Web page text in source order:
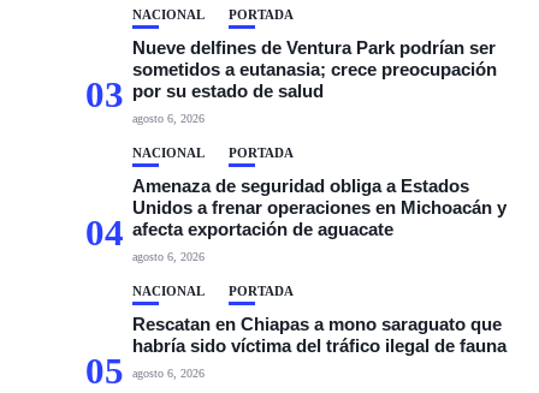
03
NACIONAL PORTADA
Nueve delfines de Ventura Park podrían ser
sometidos a eutanasia; crece preocupación
por su estado de salud
agosto 6, 2026
04
NACIONAL PORTADA
Amenaza de seguridad obliga a Estados
Unidos a frenar operaciones en Michoacán y
afecta exportación de aguacate
agosto 6, 2026
05
NACIONAL PORTADA
Rescatan en Chiapas a mono saraguato que
habría sido víctima del tráfico ilegal de fauna
agosto 6, 2026